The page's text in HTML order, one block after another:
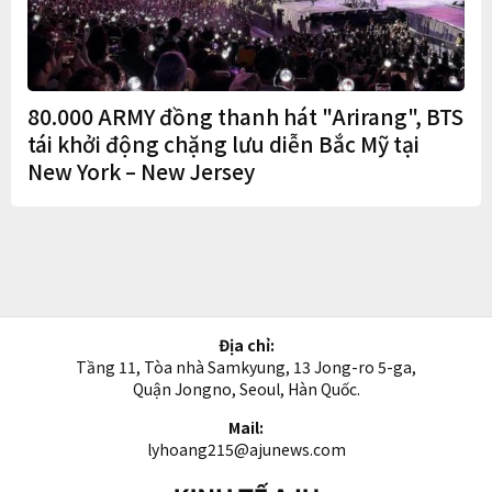
80.000 ARMY đồng thanh hát "Arirang", BTS
tái khởi động chặng lưu diễn Bắc Mỹ tại
New York – New Jersey
Địa chỉ:
Tầng 11, Tòa nhà Samkyung, 13 Jong-ro 5-ga,
Quận Jongno, Seoul, Hàn Quốc.
Mail:
lyhoang215@ajunews.com